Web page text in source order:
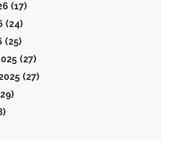
(17)
(24)
(25)
(27)
(27)